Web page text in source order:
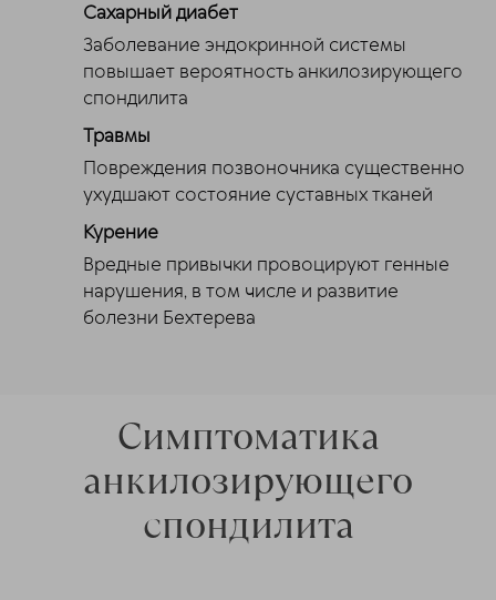
Сахарный диабет
Заболевание эндокринной системы
повышает вероятность анкилозирующего
спондилита
Травмы
Повреждения позвоночника существенно
ухудшают состояние суставных тканей
Курение
Вредные привычки провоцируют генные
нарушения, в том числе и развитие
болезни Бехтерева
Симптоматика
анкилозирующего
спондилита